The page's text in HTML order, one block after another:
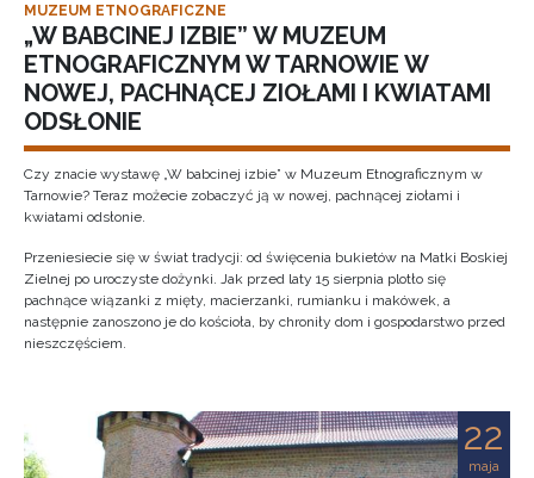
MUZEUM ETNOGRAFICZNE
„W BABCINEJ IZBIE” W MUZEUM
ETNOGRAFICZNYM W TARNOWIE W
NOWEJ, PACHNĄCEJ ZIOŁAMI I KWIATAMI
ODSŁONIE
Czy znacie wystawę „W babcinej izbie” w Muzeum Etnograficznym w
Tarnowie? Teraz możecie zobaczyć ją w nowej, pachnącej ziołami i
kwiatami odsłonie.
Przeniesiecie się w świat tradycji: od święcenia bukietów na Matki Boskiej
Zielnej po uroczyste dożynki. Jak przed laty 15 sierpnia plotło się
pachnące wiązanki z mięty, macierzanki, rumianku i makówek, a
następnie zanoszono je do kościoła, by chroniły dom i gospodarstwo przed
nieszczęściem.
22
maja